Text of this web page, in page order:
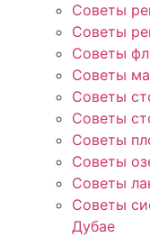
Советы
Советы
Советы
Советы
Советы
Советы
Советы
Советы
Советы
Советы
Дубае